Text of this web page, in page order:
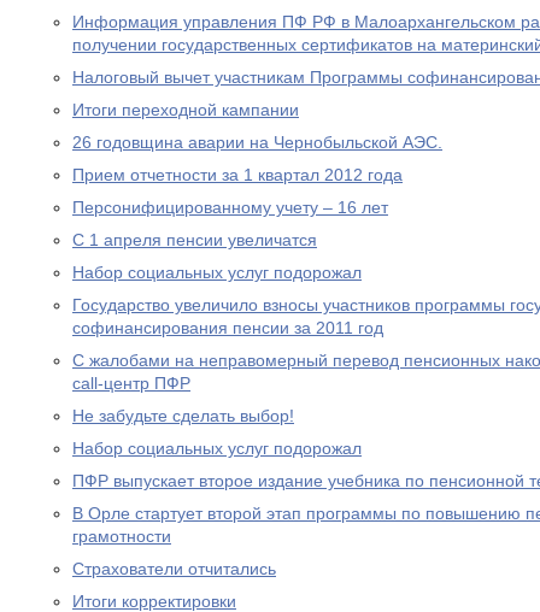
Информация управления ПФ РФ в Малоархангельском
получении государственных сертификатов на
Налоговый вычет участникам Программы
Итоги переходной кампании
26 годовщина аварии на Чернобыльской АЭС.
Прием отчетности за 1 квартал 2012 года
Персонифицированному учету – 16 лет
С 1 апреля пенсии увеличатся
Набор социальных услуг подорожал
Государство увеличило взносы участников программы
софинансирования пенсии за 2011 год
С жалобами на неправомерный перевод пенсионных
call-центр ПФР
Не забудьте сделать выбор!
Набор социальных услуг подорожал
ПФР выпускает второе издание учебника по пенсионной
В Орле стартует второй этап программы по повышению
грамотности
Страхователи отчитались
Итоги корректировки